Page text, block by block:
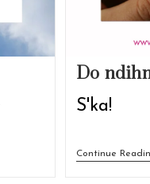
Do
S'ka!
Continue